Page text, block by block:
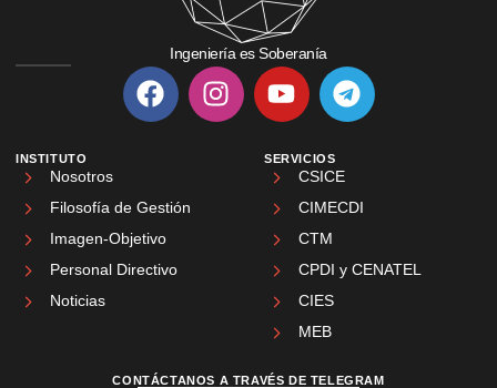
Ingeniería es Soberanía
INSTITUTO
Nosotros
Filosofía de Gestión
Imagen-Objetivo
Personal Directivo
Noticias
SERVICIOS
CSICE
CIMECDI
CTM
CPDI y CENATEL
CIES
MEB
CONTÁCTANOS A TRAVÉS DE TELEGRAM